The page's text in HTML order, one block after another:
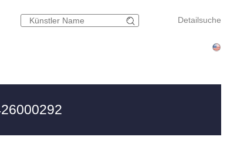
Detailsuche